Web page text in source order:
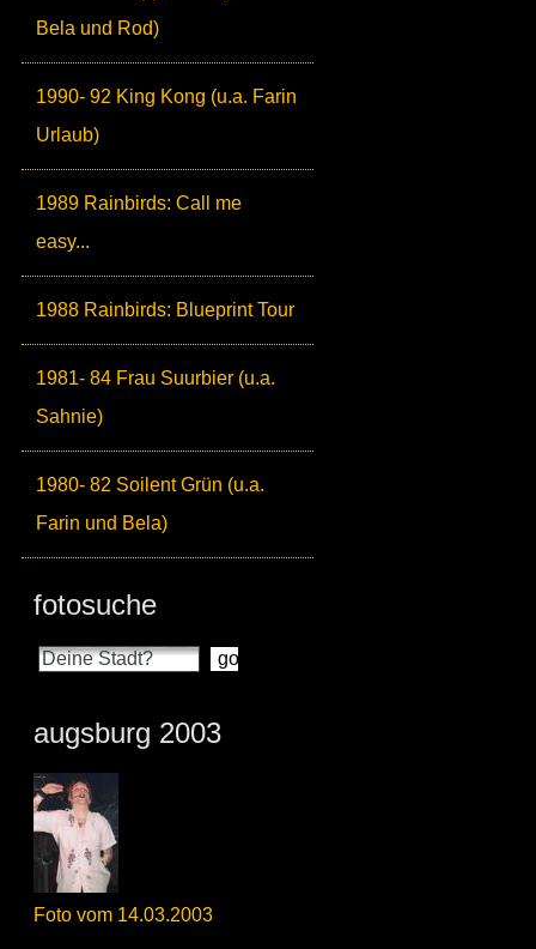
Bela und Rod)
1990- 92 King Kong (u.a. Farin
Urlaub)
1989 Rainbirds: Call me
easy...
1988 Rainbirds: Blueprint Tour
1981- 84 Frau Suurbier (u.a.
Sahnie)
1980- 82 Soilent Grün (u.a.
Farin und Bela)
fotosuche
augsburg 2003
Foto vom 14.03.2003